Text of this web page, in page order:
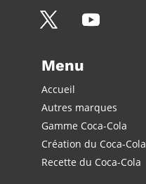
Menu
Accueil
Autres marques
Gamme Coca-Cola
Création du Coca-Cola
Recette du Coca-Cola